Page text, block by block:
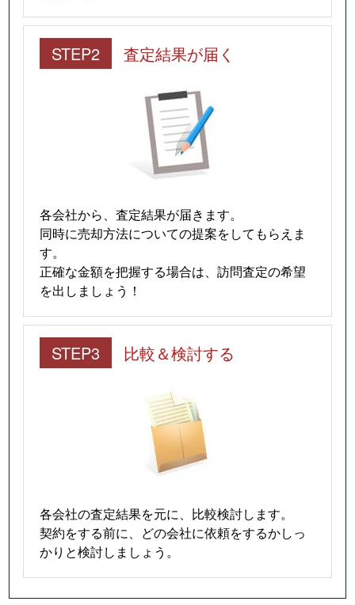
STEP2 査定結果が届く
各会社から、査定結果が届きます。
同時に売却方法についての提案をしてもらえま
す。
正確な金額を把握する場合は、訪問査定の希望
を出しましょう！
STEP3 比較＆検討する
各会社の査定結果を元に、比較検討します。
契約をする前に、どの会社に依頼をするかしっ
かりと検討しましょう。